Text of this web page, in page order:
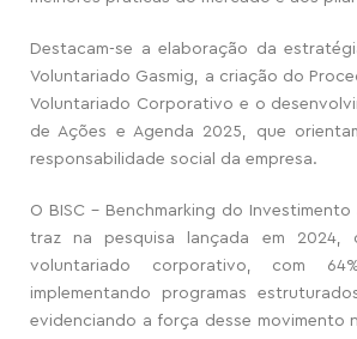
Destacam-se a elaboração da
Voluntariado Gasmig, a criação do
Voluntariado Corporativo e o
de Ações e Agenda 2025, que
responsabilidade social da empresa.
O BISC – Benchmarking do
traz na pesquisa lançada em 2024,
voluntariado corporativo, com
implementando programas
evidenciando a força desse movimento